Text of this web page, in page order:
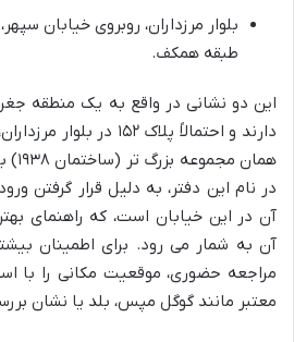
طبقه همکف.
این دو نشانی در واقع به یک منطقه
دارند و احتمالاً پلاک ۱۵۲
همان مجموعه بزرگ تر (ساختمان ۱۹۳۸) باشد.
در نام این دفتر، به دلیل قرار گرفتن
آن در این خیابان است، که راهنمای
آن به شمار می رود. برای اطمینان
مراجعه حضوری، موقعیت مکانی را با
معتبر مانند گوگل مپس، بلد یا نشان